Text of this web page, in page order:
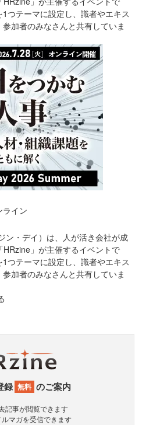
つテーマに設定し、識者やエキス
加者のみなさんと共有していま
イン
ン・デイ）は、人が活き会社が成
」が主催するイベントで
つテーマに設定し、識者やエキス
加者のみなさんと共有していま
録 無料 のご案内
記事が閲覧できます
ルマガを受信できます